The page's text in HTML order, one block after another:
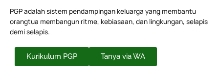
PGP adalah sistem pendampingan keluarga yang membantu
orangtua membangun ritme, kebiasaan, dan lingkungan, selapis
demi selapis.
Kurikulum PGP Tanya via WA